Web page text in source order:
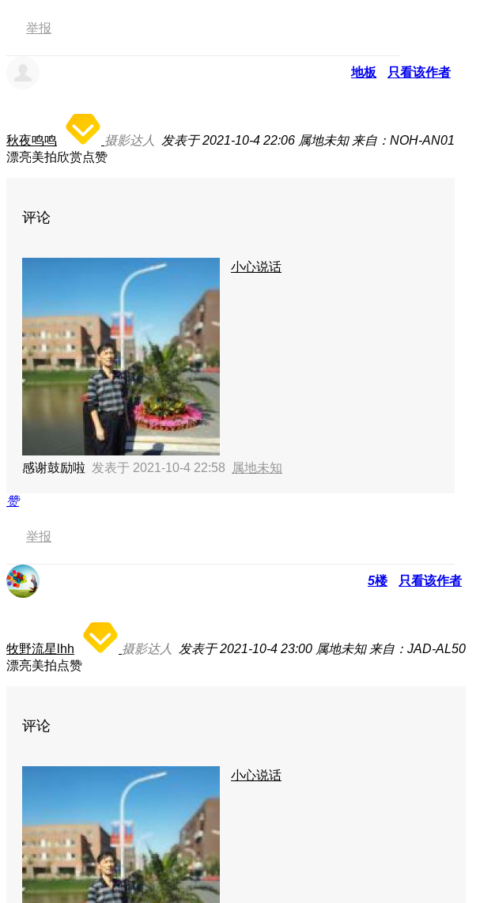
举报
地板 只看该作者
秋夜鸣鸣 摄影达人 发表于 2021-10-4 22:06 属地未知 来自：NOH-AN01
漂亮美拍欣赏点赞
评论
小心说话
感谢鼓励啦 发表于 2021-10-4 22:58 属地未知
赞
举报
5楼 只看该作者
牧野流星lhh 摄影达人 发表于 2021-10-4 23:00 属地未知 来自：JAD-AL50
漂亮美拍点赞
评论
小心说话